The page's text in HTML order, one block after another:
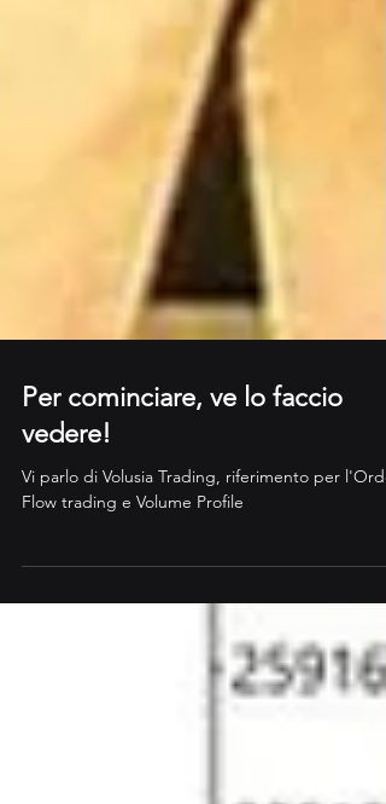
Per cominciare, ve lo faccio
vedere!
Vi parlo di Volusia Trading, riferimento per